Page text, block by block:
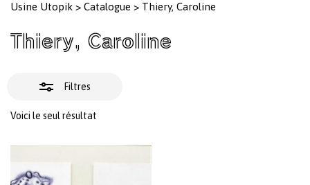
Usine Utopik > Catalogue > Thiery, Caroline
Thiery, Caroline
Filtres
Voici le seul résultat